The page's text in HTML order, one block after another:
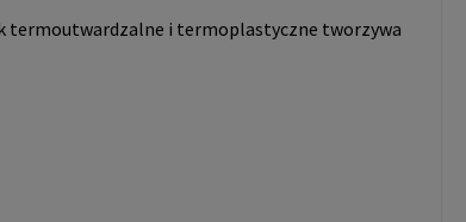
termoutwardzalne i termoplastyczne tworzywa